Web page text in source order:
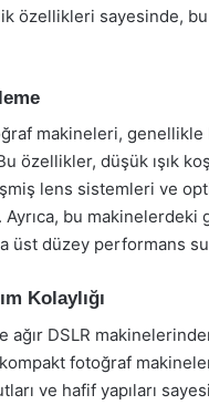
özellikleri sayesinde,
makineleri,
özellikler, düşük ışık
lens sistemleri ve
Ayrıca, bu
üst düzey performans
Kolaylığı
ağır DSLR
fotoğraf
ve hafif yapıları